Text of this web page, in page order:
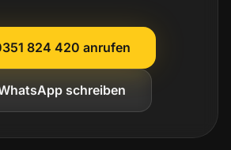
824 420 anrufen
schreiben